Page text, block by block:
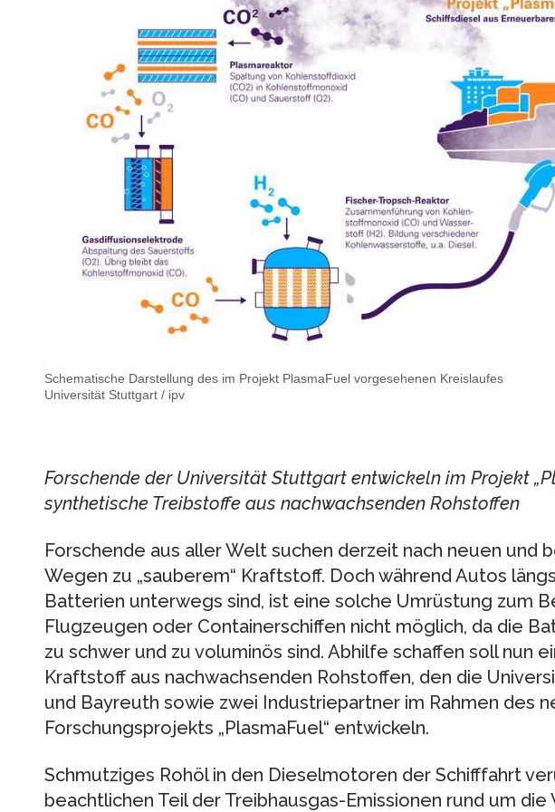
Schematische Darstellung des im Projekt PlasmaFuel vorgesehenen Kreislaufes
Universität Stuttgart / ipv
Forschende der Universität Stuttgart entwickeln im Projekt
synthetische Treibstoffe aus nachwachsenden Rohstoffen
Forschende aus aller Welt suchen derzeit nach neuen und
Wegen zu „sauberem“ Kraftstoff. Doch während Autos
Batterien unterwegs sind, ist eine solche Umrüstung zum
Flugzeugen oder Containerschiffen nicht möglich, da die
zu schwer und zu voluminös sind. Abhilfe schaffen soll nun
Kraftstoff aus nachwachsenden Rohstoffen, den die
und Bayreuth sowie zwei Industriepartner im Rahmen des
Forschungsprojekts „PlasmaFuel“ entwickeln.
Schmutziges Rohöl in den Dieselmotoren der Schifffahrt
beachtlichen Teil der Treibhausgas-Emissionen rund um die